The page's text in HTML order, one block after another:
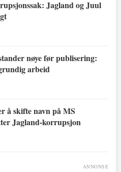
Jagland og Juul
nøye før publisering:
arbeid
å skifte navn på MS
Jagland-korrupsjon
ANNONSE